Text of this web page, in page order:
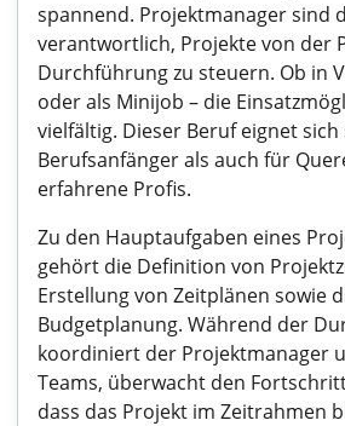
spannend. Projektmanager sind
verantwortlich, Projekte von der
Durchführung zu steuern. Ob in
oder als Minijob – die
vielfältig. Dieser Beruf eignet
Berufsanfänger als auch für
erfahrene Profis.
Zu den Hauptaufgaben eines
gehört die Definition von
Erstellung von Zeitplänen sowie
Budgetplanung. Während der
koordiniert der Projektmanager
Teams, überwacht den
dass das Projekt im Zeitrahmen